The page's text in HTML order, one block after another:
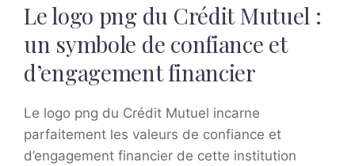
Le logo png du Crédit Mutuel :
un symbole de confiance et
d’engagement financier
Le logo png du Crédit Mutuel incarne
parfaitement les valeurs de confiance et
d’engagement financier de cette institution